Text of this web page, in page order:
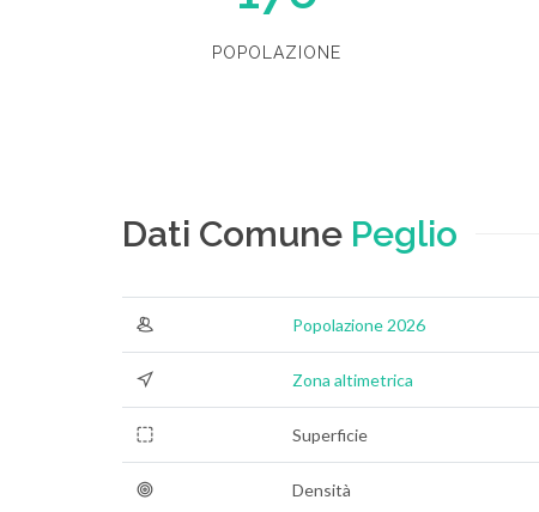
POPOLAZIONE
Dati Comune Peglio
Popolazione 2026
Zona altimetrica
Superficie
Densità